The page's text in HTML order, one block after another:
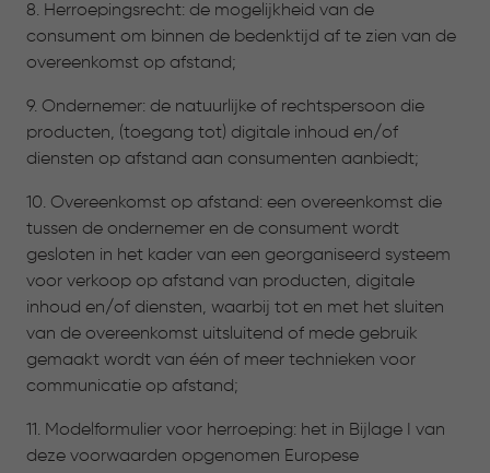
8. Herroepingsrecht: de mogelijkheid van de
consument om binnen de bedenktijd af te zien van de
overeenkomst op afstand;
9. Ondernemer: de natuurlijke of rechtspersoon die
producten, (toegang tot) digitale inhoud en/of
diensten op afstand aan consumenten aanbiedt;
10. Overeenkomst op afstand: een overeenkomst die
tussen de ondernemer en de consument wordt
gesloten in het kader van een georganiseerd systeem
voor verkoop op afstand van producten, digitale
inhoud en/of diensten, waarbij tot en met het sluiten
van de overeenkomst uitsluitend of mede gebruik
gemaakt wordt van één of meer technieken voor
communicatie op afstand;
11. Modelformulier voor herroeping: het in Bijlage I van
deze voorwaarden opgenomen Europese